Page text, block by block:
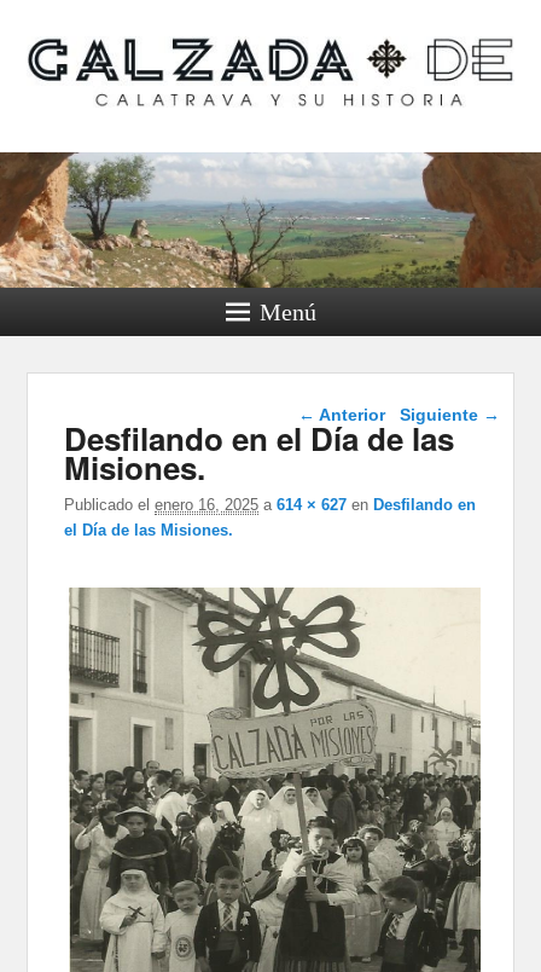
Calzada de Calatrava y
su historia
Menú
Navegador de
imágenes
← Anterior Siguiente →
Desfilando en el Día de las
Misiones.
Publicado el enero 16, 2025 a614 × 627 en Desfilando en
el Día de las Misiones.